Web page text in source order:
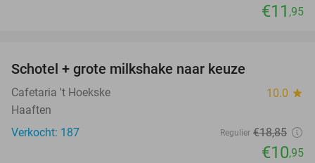
€11 ,95
Schotel + grote milkshake naar keuze
Cafetaria 't Hoekske 10.0 star
Haaften
Verkocht: 187
Regulier €18,85
€10,95